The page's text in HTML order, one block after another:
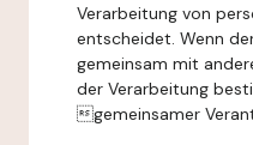
Verarbeitung von
entscheidet. Wenn
gemeinsam mit
der Verarbeitung
gemeinsamer